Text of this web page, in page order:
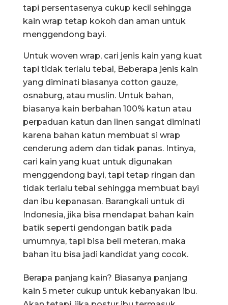
tapi persentasenya cukup kecil sehingga
kain wrap tetap kokoh dan aman untuk
menggendong bayi.
Untuk woven wrap, cari jenis kain yang kuat
tapi tidak terlalu tebal, Beberapa jenis kain
yang diminati biasanya cotton gauze,
osnaburg, atau muslin. Untuk bahan,
biasanya kain berbahan 100% katun atau
perpaduan katun dan linen sangat diminati
karena bahan katun membuat si wrap
cenderung adem dan tidak panas. Intinya,
cari kain yang kuat untuk digunakan
menggendong bayi, tapi tetap ringan dan
tidak terlalu tebal sehingga membuat bayi
dan ibu kepanasan. Barangkali untuk di
Indonesia, jika bisa mendapat bahan kain
batik seperti gendongan batik pada
umumnya, tapi bisa beli meteran, maka
bahan itu bisa jadi kandidat yang cocok.
Berapa panjang kain? Biasanya panjang
kain 5 meter cukup untuk kebanyakan ibu.